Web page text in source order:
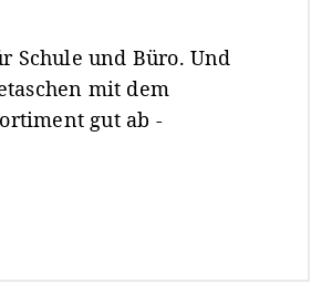
Schule und Büro. Und
mit dem
gut ab -